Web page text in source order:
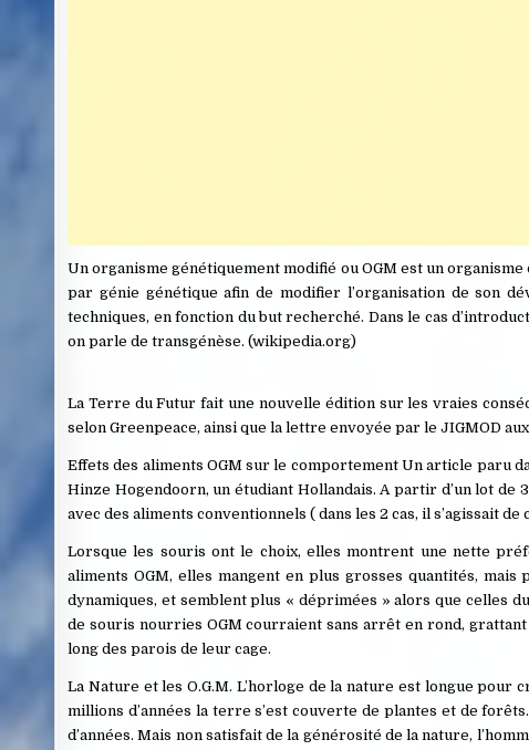
Un organisme génétiquement modifié ou OGM est un
par génie génétique afin de modifier l’organisation de son
techniques, en fonction du but recherché. Dans le cas
on parle de transgénèse. (wikipedia.org)
La Terre du Futur fait une nouvelle édition sur les vraies
selon Greenpeace, ainsi que la lettre envoyée par le JIGMOD
Effets des aliments OGM sur le comportement Un article paru
Hinze Hogendoorn, un étudiant Hollandais. A partir d’un lot de
avec des aliments conventionnels ( dans les 2 cas, il s’agissait
Lorsque les souris ont le choix, elles montrent une nette
aliments OGM, elles mangent en plus grosses quantités,
dynamiques, et semblent plus « déprimées » alors que celles
de souris nourries OGM courraient sans arrêt en rond,
long des parois de leur cage.
La Nature et les O.G.M. L’horloge de la nature est longue
millions d’années la terre s’est couverte de plantes et de
d’années. Mais non satisfait de la générosité de la nature,